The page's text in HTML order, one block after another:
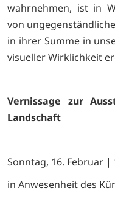
wahrnehmen, ist in
von
in ihrer Summe in
visueller Wirklichkeit
Vernissage zur
Landschaft
Sonntag, 16. Februar |
in Anwesenheit des